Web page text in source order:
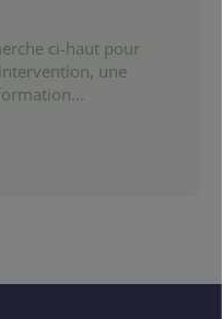
ci-haut pour
une